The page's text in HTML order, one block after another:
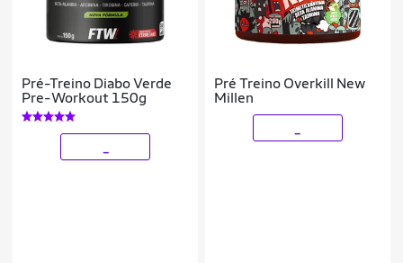
Pré-Treino Diabo Verde
Pre-Workout 150g
Pré Treino Overkill New
Millen